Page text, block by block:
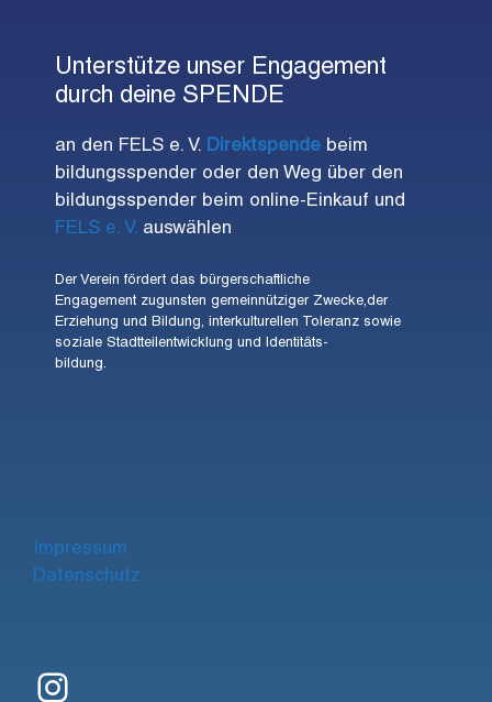
Unterstütze unser Engagement
durch deine SPENDE
an den FELS e. V. Direktspende beim
bildungsspender oder den Weg über den
bildungsspender beim online-Einkauf und
FELS e. V. auswählen
Der Verein fördert das bürgerschaftliche
Engagement zugunsten gemeinnütziger Zwecke,der
Erziehung und Bildung, interkulturellen Toleranz sowie
soziale Stadtteilentwicklung und Identitäts-
bildung.
Impressum
Datenschutz
Instagram